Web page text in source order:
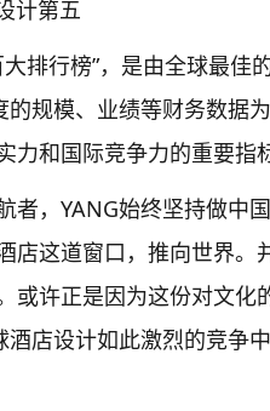
计第五
排行榜”，是由全球最佳
规模、业绩等财务数据
和国际竞争力的重要指
者，YANG始终坚持做中
店这道窗口，推向世界。
或许正是因为这份对文化
酒店设计如此激烈的竞争